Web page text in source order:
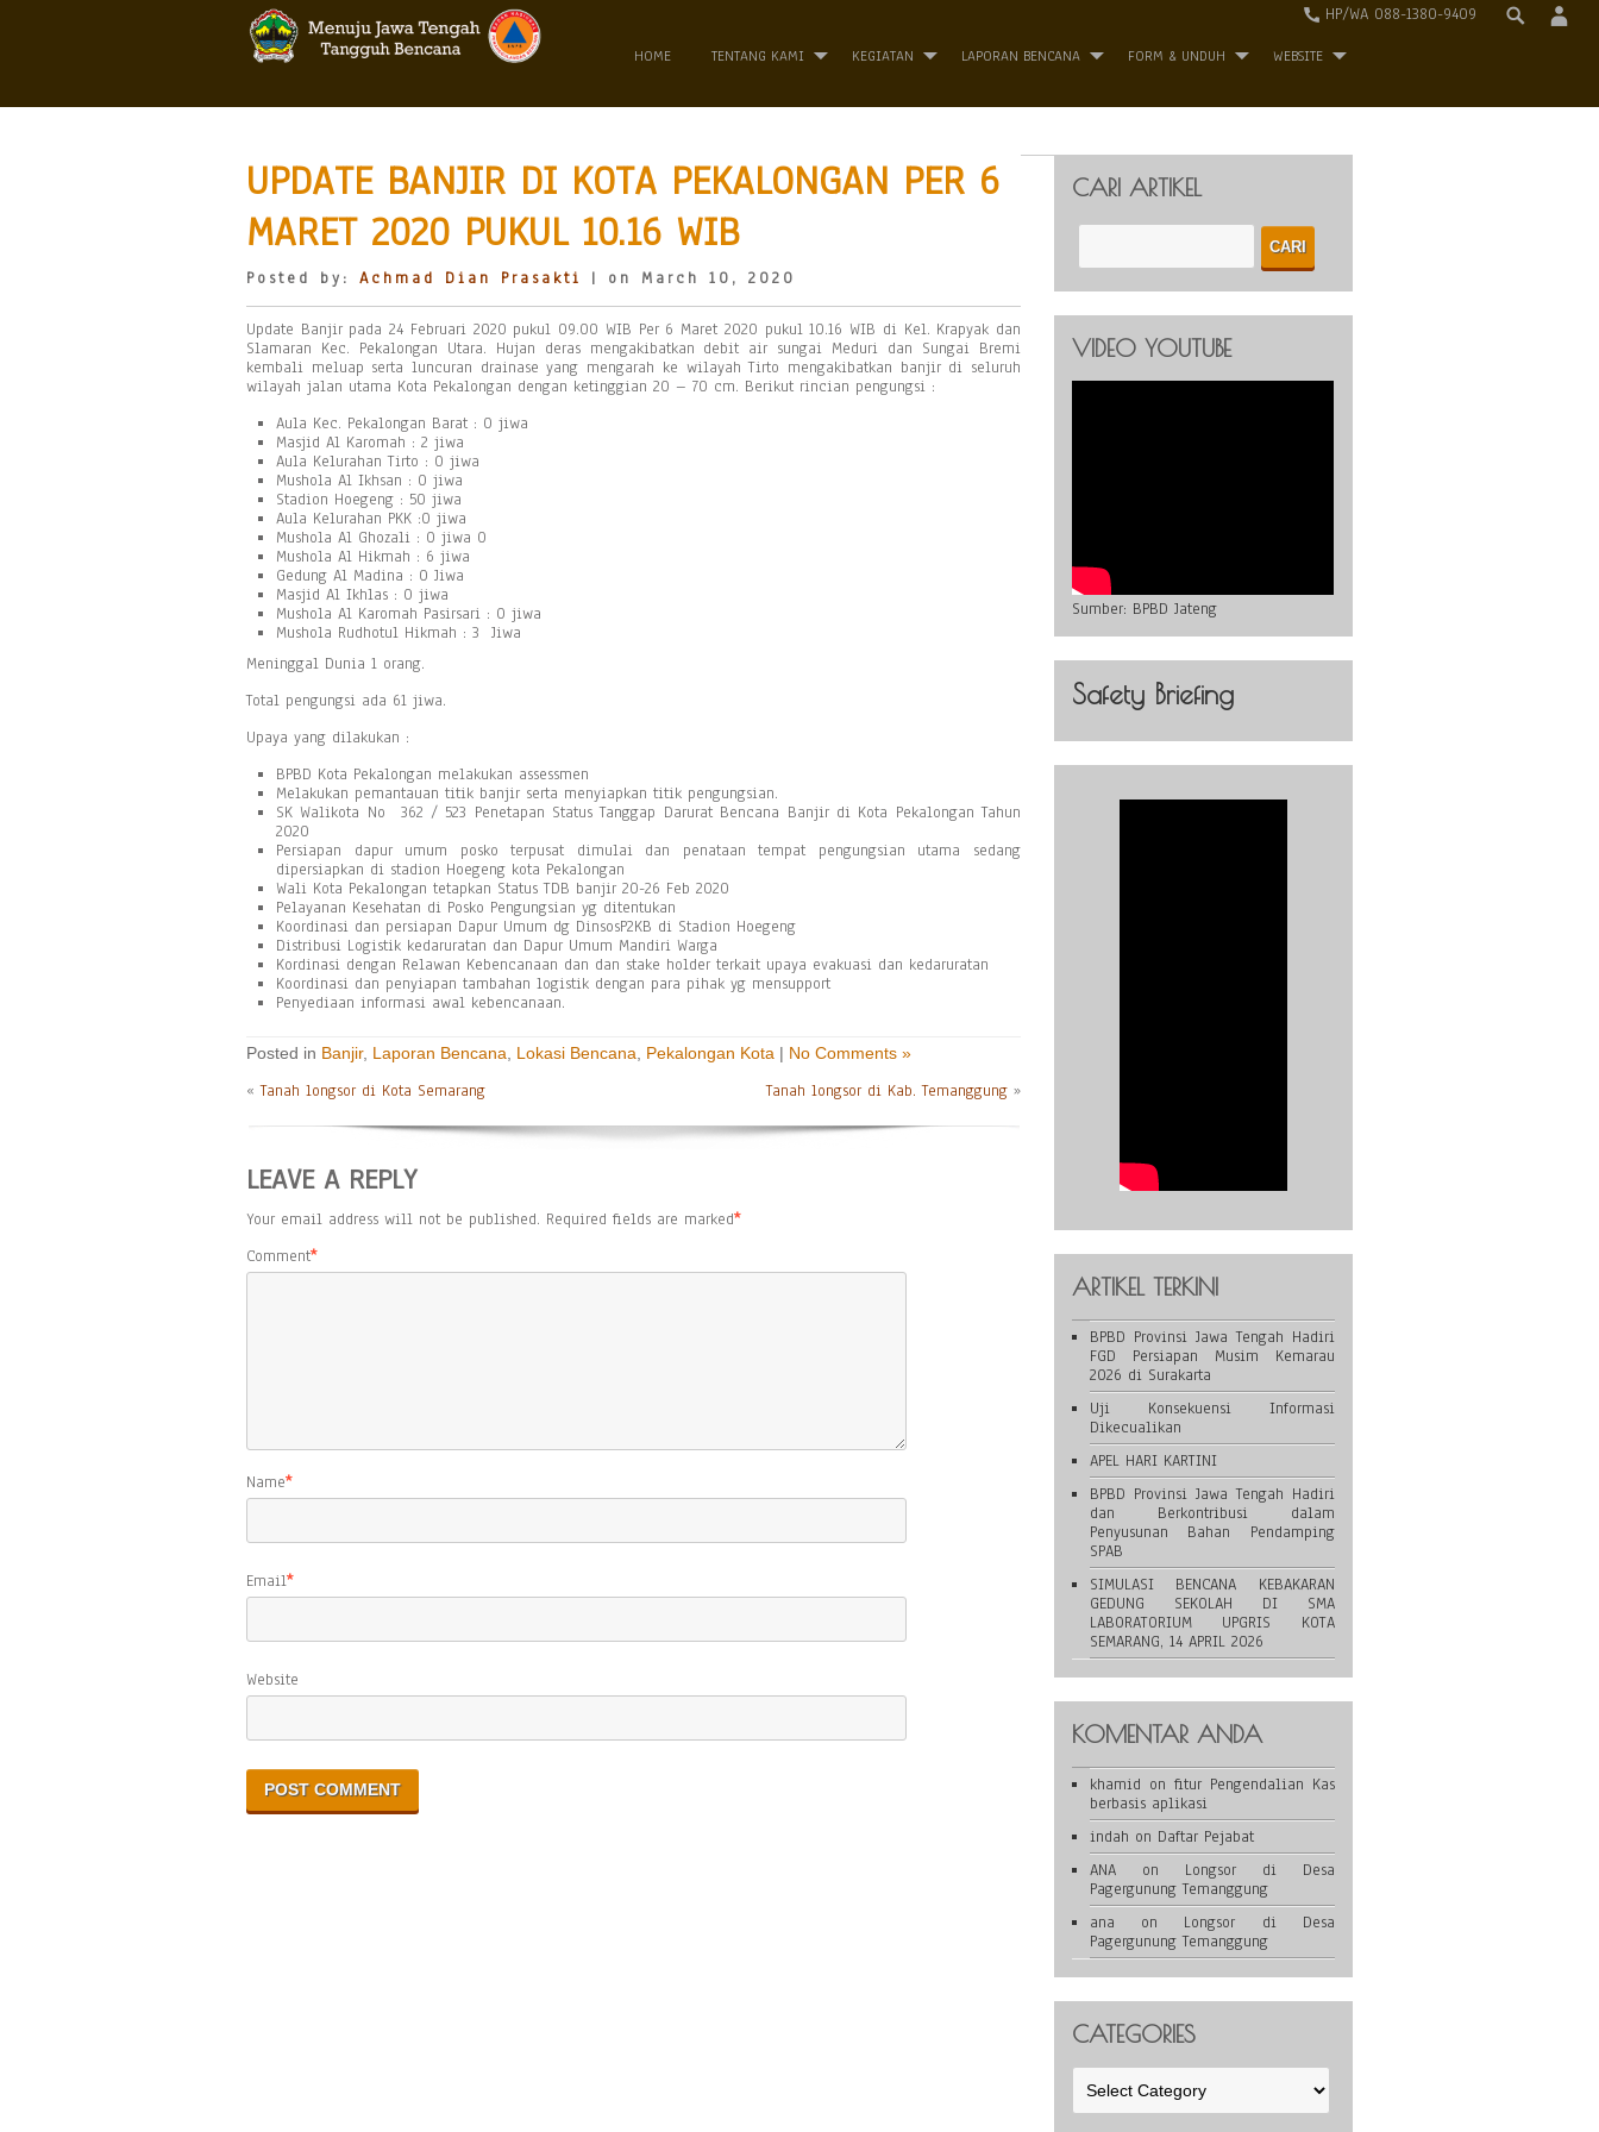
HP/WA 088-1380-9409
HOME TENTANG KAMI KEGIATAN LAPORAN BENCANA FORM & UNDUH WEBSITE
UPDATE BANJIR DI KOTA PEKALONGAN PER 6
MARET 2020 PUKUL 10.16 WIB
Posted by: Achmad Dian Prasakti | on March 10, 2020
Update Banjir pada 24 Februari 2020 pukul 09.00 WIB Per 6 Maret 2020 pukul 10.16 WIB di Kel. Krapyak dan
Slamaran Kec. Pekalongan Utara. Hujan deras mengakibatkan debit air sungai Meduri dan Sungai Bremi
kembali meluap serta luncuran drainase yang mengarah ke wilayah Tirto mengakibatkan banjir di seluruh
wilayah jalan utama Kota Pekalongan dengan ketinggian 20 – 70 cm. Berikut rincian pengungsi :
Aula Kec. Pekalongan Barat : 0 jiwa
Masjid Al Karomah : 2 jiwa
Aula Kelurahan Tirto : 0 jiwa
Mushola Al Ikhsan : 0 jiwa
Stadion Hoegeng : 50 jiwa
Aula Kelurahan PKK :0 jiwa
Mushola Al Ghozali : 0 jiwa 0
Mushola Al Hikmah : 6 jiwa
Gedung Al Madina : 0 Jiwa
Masjid Al Ikhlas : 0 jiwa
Mushola Al Karomah Pasirsari : 0 jiwa
Mushola Rudhotul Hikmah : 3 Jiwa
Meninggal Dunia 1 orang.
Total pengungsi ada 61 jiwa.
Upaya yang dilakukan :
BPBD Kota Pekalongan melakukan assessmen
Melakukan pemantauan titik banjir serta menyiapkan titik pengungsian.
SK Walikota No 362 / 523 Penetapan Status Tanggap Darurat Bencana Banjir di Kota Pekalongan Tahun
2020
Persiapan dapur umum posko terpusat dimulai dan penataan tempat pengungsian utama sedang
dipersiapkan di stadion Hoegeng kota Pekalongan
Wali Kota Pekalongan tetapkan Status TDB banjir 20-26 Feb 2020
Pelayanan Kesehatan di Posko Pengungsian yg ditentukan
Koordinasi dan persiapan Dapur Umum dg DinsosP2KB di Stadion Hoegeng
Distribusi Logistik kedaruratan dan Dapur Umum Mandiri Warga
Kordinasi dengan Relawan Kebencanaan dan dan stake holder terkait upaya evakuasi dan kedaruratan
Koordinasi dan penyiapan tambahan logistik dengan para pihak yg mensupport
Penyediaan informasi awal kebencanaan.
Posted in Banjir, Laporan Bencana Lokasi Bencana Pekalongan Kota | No Comments »
«Tanah longsor di Kota Semarang Tanah longsor di Kab. Temanggung »
LEAVE A REPLY
Your email address will not be published. Required fields are marked*
Comment*
Name*
Email*
Website
CARI ARTIKEL
VIDEO YOUTUBE
Sumber: BPBD Jateng
Safety Briefing
ARTIKEL TERKINI
BPBD Provinsi Jawa Tengah Hadiri
FGD Persiapan Musim Kemarau
2026 di Surakarta
Uji Konsekuensi Informasi
Dikecualikan
APEL HARI KARTINI
BPBD Provinsi Jawa Tengah Hadiri
dan Berkontribusi dalam
Penyusunan Bahan Pendamping
SPAB
SIMULASI BENCANA KEBAKARAN
GEDUNG SEKOLAH DI SMA
LABORATORIUM UPGRIS KOTA
SEMARANG, 14 APRIL 2026
KOMENTAR ANDA
khamid on fitur Pengendalian Kas
berbasis aplikasi
indah on Daftar Pejabat
ANAon Longsor di Desa
Pagergunung Temanggung
ana on Longsor di Desa
Pagergunung Temanggung
CATEGORIES
Categories